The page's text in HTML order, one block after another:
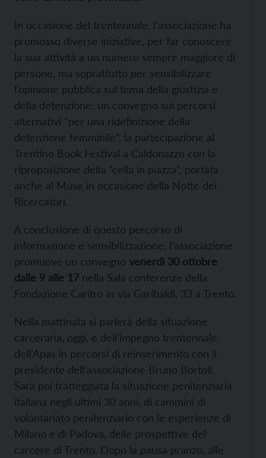
In occasione del trentennale, l'associazione ha
promosso diverse iniziative, per far conoscere
la sua attività a un numero sempre maggiore di
persone, ma soprattutto per sensibilizzare
l’opinione pubblica sul tema della giustizia e
della detenzione: un convegno sui percorsi
alternativi “per una ridefinizione della
detenzione femminile”, la partecipazione al
Trentino Book Festival a Caldonazzo con la
riproposizione della “cella in piazza”, portata
anche al Muse in occasione della Notte dei
Ricercatori.
A conclusione di questo percorso di
informazione e sensibilizzazione, l’associazione
promuove un convegno venerdì 30 ottobre
dalle 9 alle 17 nella Sala conferenze della
Fondazione Caritro in via Garibaldi, 33 a Trento.
Nella mattinata si parlerà della situazione
carceraria, oggi, e dell’impegno trentennale
dell’Apas in percorsi di reinserimento con il
presidente dell’associazione Bruno Bortoli.
Sarà poi tratteggiata la situazione penitenziaria
italiana negli ultimi 30 anni, di cammini di
volontariato penitenziario con le esperienze di
Milano e di Padova, delle prospettive del
carcere di Trento. Dopo la pausa pranzo, alle